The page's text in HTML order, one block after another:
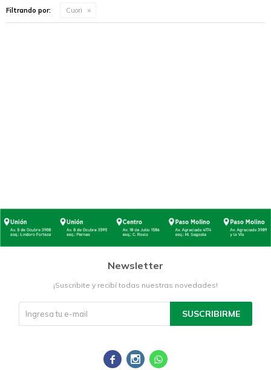
Filtrando por: Cuori
Newsletter
¡Suscribite y recibí todas nuestras novedades!
SUSCRIBIRME
  